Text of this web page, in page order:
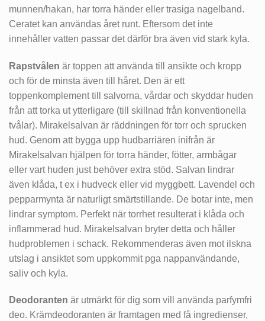
munnen/hakan, har torra händer eller trasiga nagelband.
Ceratet kan användas året runt. Eftersom det inte
innehåller vatten passar det därför bra även vid stark kyla.
Rapstvålen är toppen att använda till ansikte och kropp
och för de minsta även till håret. Den är ett
toppenkomplement till salvorna, vårdar och skyddar huden
från att torka ut ytterligare (till skillnad från konventionella
tvålar). Mirakelsalvan är räddningen för torr och sprucken
hud. Genom att bygga upp hudbarriären inifrån är
Mirakelsalvan hjälpen för torra händer, fötter, armbågar
eller vart huden just behöver extra stöd. Salvan lindrar
även klåda, t ex i hudveck eller vid myggbett. Lavendel och
pepparmynta är naturligt smärtstillande. De botar inte, men
lindrar symptom. Perfekt när torrhet resulterat i klåda och
inflammerad hud. Mirakelsalvan bryter detta och håller
hudproblemen i schack. Rekommenderas även mot ilskna
utslag i ansiktet som uppkommit pga nappanvändande,
saliv och kyla.
Deodoranten är utmärkt för dig som vill använda parfymfri
deo. Krämdeodoranten är framtagen med få ingredienser,